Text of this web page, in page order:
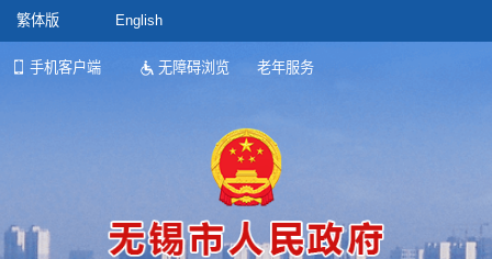
繁体版 English
手机客户端 无障碍浏览 老年服务